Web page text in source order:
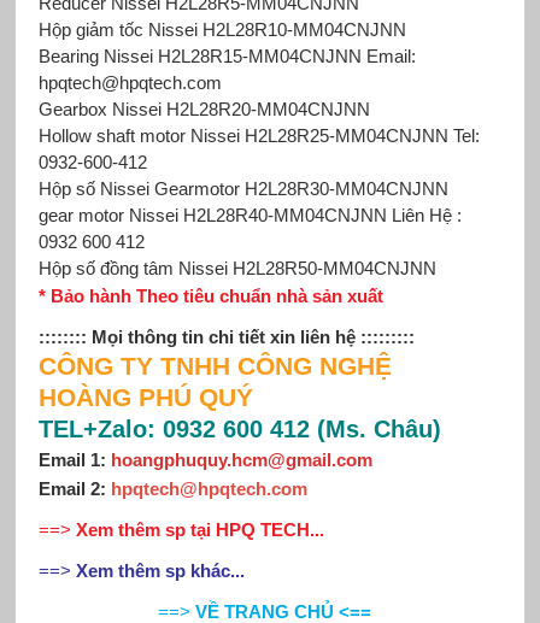
Hộp giảm tốc NisseiH2L28R10-MM04CNJNN
Bearing Nissei H2L28R15-MM04CNJNN Email:
hpqtech@hpqtech.com
Gearbox Nissei H2L28R20-MM04CNJNN
Hollow shaft motor Nissei H2L28R25-MM04CNJNN Tel:
0932-600-412
Hộp số Nissei Gearmotor H2L28R30-MM04CNJNN
gear motor Nissei H2L28R40-MM04CNJNN Liên Hệ :
0932 600 412
Hộp số đồng tâm NisseiH2L28R50-MM04CNJNN
* Bảo hành Theo tiêu chuẩn nhà sản xuất
:::::::: Mọi thông tin chi tiết xin liên hệ:::::::::
CÔNG TY TNHH CÔNG NGHỆ
HOÀNG PHÚ QUÝ
TEL+Zalo: 0932 600 412 (Ms. Châu)
Email 1: hoangphuquy.hcm@gmail.com
Email 2: hpqtech@hpqtech.com
==> Xem thêm sp tại HPQ TECH...
==> Xem thêm sp khác...
==> VỀ TRANG CHỦ <==